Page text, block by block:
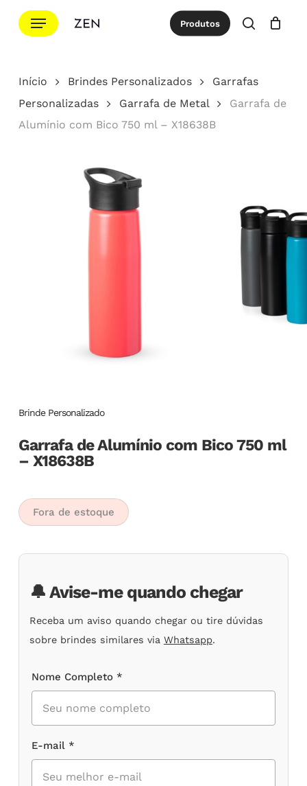
para
principal
Menu Produtos
procurar
Cotação Close
Início Brindes Personalizados
Garrafas
Personalizadas
Garrafa de Metal
Garrafa de
Alumínio com Bico 750 ml – X18638B
Brinde Personalizado
Garrafa de Alumínio com Bico 750 ml
– X18638B
Fora de estoque
🔔 Avise-me quando chegar
Receba um aviso quando chegar ou tire dúvidas
sobre brindes similares via Whatsapp.
Nome Completo *
E-mail *